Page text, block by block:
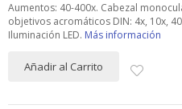
Aumentos: 40-400x. Cabezal
objetivos acromáticos DIN: 4x, 10x,
Iluminación LED. Más información
Añadir al Carrito